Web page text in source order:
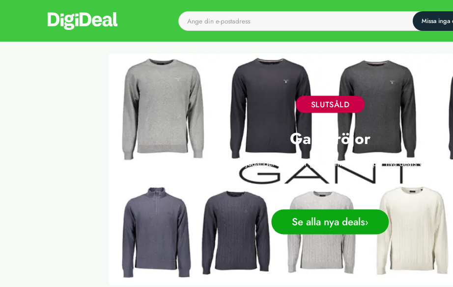
Till startsidan
SLUTSÅLD
Gant tröjor
Det här erbjudandet har tyvärr gått ut, men vi släpper nya deals varje dag!
Se alla nya deals